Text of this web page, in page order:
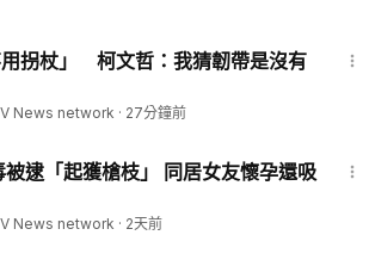
→https://www.ftvnews.com.tw/download
www.facebook.com/ftvnews53
www.instagram.com/ftvnews/
用拐杖」 柯文哲：我猜韌帶是沒有
News network · 27分鐘前
逮「起獲槍枝」 同居女友懷孕還吸
News network · 2天前